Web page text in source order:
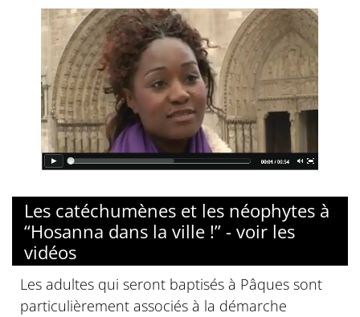
Les catéchumènes et les néophytes à
“Hosanna dans la ville !” - voir les
vidéos
Les adultes qui seront baptisés à Pâques sont
particulièrement associés à la démarche